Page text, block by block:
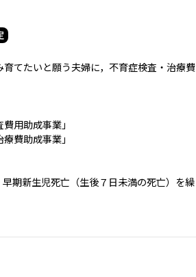
てたいと願う夫婦に，不育症検査・治療費
用助成事業」
費助成事業」
期新生児死亡（生後７日未満の死亡）を繰